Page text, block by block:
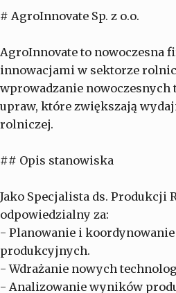
# AgroInnovate Sp. z o.o.
AgroInnovate to nowoczesna
innowacjami w sektorze
wprowadzanie
upraw, które zwiększają
rolniczej.
## Opis stanowiska
Jako Specjalista ds. Produkcji
odpowiedzialny za:
- Planowanie i
produkcyjnych.
- Wdrażanie nowych
- Analizowanie wyników